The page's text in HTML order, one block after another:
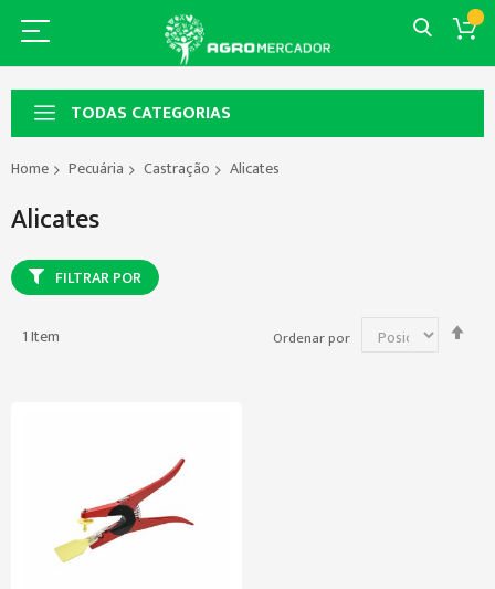
TODAS CATEGORIAS
Home Pecuária Castração Alicates
Alicates
1Item Ordenar por
FILTRAR POR